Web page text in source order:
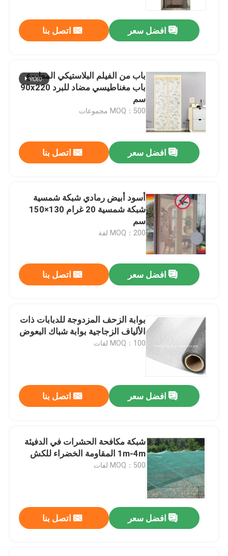
افضل سعر اتصل بنا
باب من الفيلم البلاستيكي المطبوع
باب مغناطيسي مضاد للبرد 90x220
سم
MOQ：500 مجموعات
افضل سعر اتصل بنا
أسود أبيض رمادي شبكة شمسية
شبكة شمسية 20 غرام 130×150
سم
MOQ：200 لفة
افضل سعر اتصل بنا
بوابة الزحف المزدوجة للدبابات ذات
الألياف الزجاجية بوابة شباك البعوض
MOQ：100 لفات
افضل سعر اتصل بنا
شبكة مكافحة الحشرات في الدفيئة
1m-4m المقاومة الخضراء للكش
MOQ：500 لفات
افضل سعر اتصل بنا